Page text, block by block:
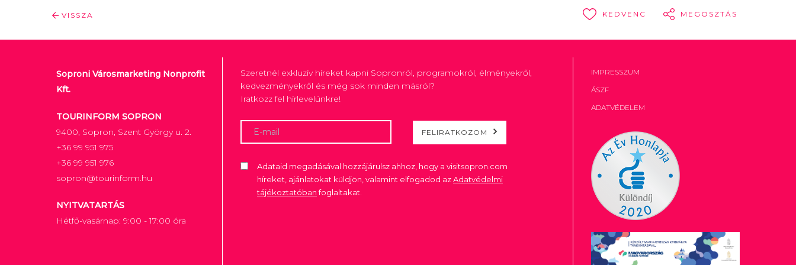
VISSZA KEDVENC MEGOSZTÁS
Soproni Városmarketing Nonprofit
Kft.
TOURINFORM SOPRON
9400, Sopron, Szent György u. 2.
+36 99 951 975
+36 99 951 976
sopron@tourinform.hu
NYITVATARTÁS
Hétfő-vasárnap: 9:00 - 17:00 óra
Szeretnél exkluzív híreket kapni Sopronról, programokról, élményekről,
kedvezményekről és még sok minden másról?
Iratkozz fel hírlevelünkre!
FELIRATKOZOM
Adataid megadásával hozzájárulsz ahhoz, hogy a visitsopron.com
híreket, ajánlatokat küldjön, valamint elfogadod azAdatvédelmi
tájékoztatóbanfoglaltakat.
IMPRESSZUM
ÁSZF
ADATVÉDELEM